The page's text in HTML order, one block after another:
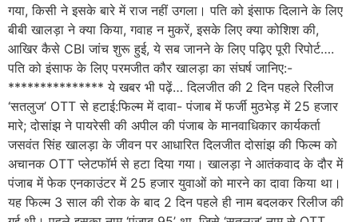
गया, किसी ने इसके बारे में राज नहीं उगला। पति को इंसाफ दिलाने के लिए
बीबी खालड़ा ने क्या किया, गवाह न मुकरें, इसके लिए क्या कोशिश की,
आखिर कैसे CBI जांच शुरू हुई, ये सब जानने के लिए पढ़िए पूरी रिपोर्ट….
पति को इंसाफ के लिए परमजीत कौर खालड़ा का संघर्ष जानिए:-
*************** ये खबर भी पढ़ें… दिलजीत की 2 दिन पहले रिलीज
‘सतलुज’ OTT से हटाई:फिल्म में दावा- पंजाब में फर्जी मुठभेड़ में 25 हजार
मारे; दोसांझ ने पायरेसी की अपील की पंजाब के मानवाधिकार कार्यकर्ता
जसवंत सिंह खालड़ा के जीवन पर आधारित दिलजीत दोसांझ की फिल्म को
अचानक OTT प्लेटफॉर्म से हटा दिया गया। खालड़ा ने आतंकवाद के दौर में
पंजाब में फेक एनकाउंटर में 25 हजार युवाओं को मारने का दावा किया था।
यह फिल्म 3 साल की रोक के बाद 2 दिन पहले ही नाम बदलकर रिलीज की